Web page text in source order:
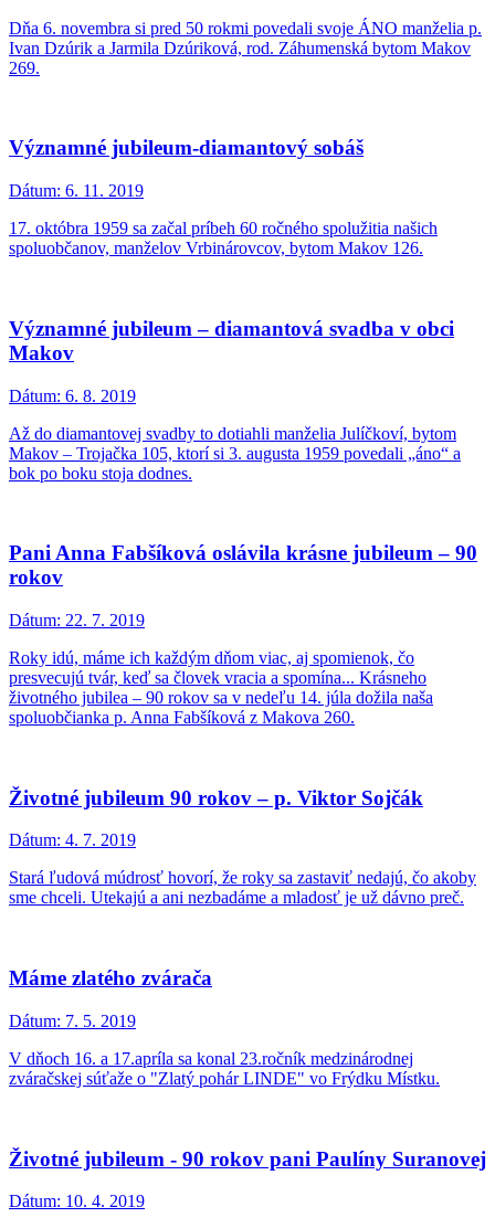
Dňa 6. novembra si pred 50 rokmi povedali svoje ÁNO manželia p.
Ivan Dzúrik a Jarmila Dzúriková, rod. Záhumenská bytom Makov
269.
Významné jubileum-diamantový sobáš
Dátum: 6. 11. 2019
17. októbra 1959 sa začal príbeh 60 ročného spolužitia našich
spoluobčanov, manželov Vrbinárovcov, bytom Makov 126.
Významné jubileum – diamantová svadba v obci
Makov
Dátum: 6. 8. 2019
Až do diamantovej svadby to dotiahli manželia Julíčkoví, bytom
Makov – Trojačka 105, ktorí si 3. augusta 1959 povedali „áno“ a
bok po boku stoja dodnes.
Pani Anna Fabšíková oslávila krásne jubileum – 90
rokov
Dátum: 22. 7. 2019
Roky idú, máme ich každým dňom viac, aj spomienok, čo
presvecujú tvár, keď sa človek vracia a spomína... Krásneho
životného jubilea – 90 rokov sa v nedeľu 14. júla dožila naša
spoluobčianka p. Anna Fabšíková z Makova 260.
Životné jubileum 90 rokov – p. Viktor Sojčák
Dátum: 4. 7. 2019
Stará ľudová múdrosť hovorí, že roky sa zastaviť nedajú, čo akoby
sme chceli. Utekajú a ani nezbadáme a mladosť je už dávno preč.
Máme zlatého zvárača
Dátum: 7. 5. 2019
V dňoch 16. a 17.apríla sa konal 23.ročník medzinárodnej
zváračskej súťaže o "Zlatý pohár LINDE" vo Frýdku Místku.
Životné jubileum - 90 rokov pani Paulíny Suranovej
Dátum: 10. 4. 2019